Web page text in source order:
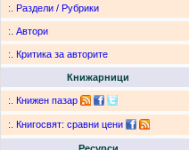
:. Раздели / Рубрики
:. Автори
:. Критика за авторите
Книжарници
:. Книжен пазар
:. Книгосвят: сравни цени